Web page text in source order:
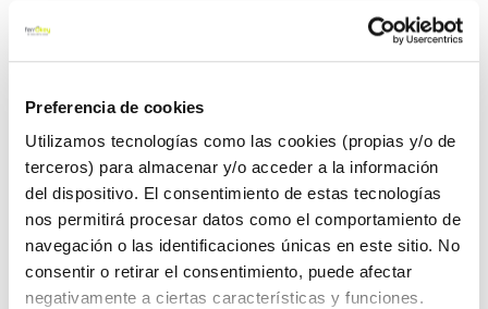
Preferencia de cookies
Utilizamos tecnologías como las cookies (propias y/o de
terceros) para almacenar y/o acceder a la información
del dispositivo. El consentimiento de estas tecnologías
nos permitirá procesar datos como el comportamiento de
navegación o las identificaciones únicas en este sitio. No
consentir o retirar el consentimiento, puede afectar
negativamente a ciertas características y funciones.
resistencia y durabilidad. Puntera reforzada. Calzado
22,60 €
Añadir al carrito